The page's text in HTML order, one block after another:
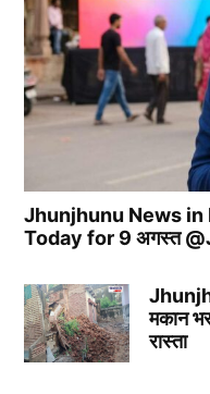
Jhunjhunu News in
Today for 9 अगस्त
मकान
रास्ता